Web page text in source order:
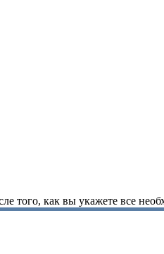
того, как вы укажете все